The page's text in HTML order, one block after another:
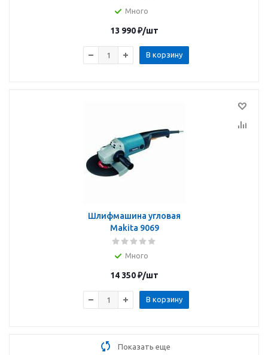
Много
13 990₽/шт
В корзину
Шлифмашина угловая
Makita 9069
Много
14 350₽/шт
В корзину
Показать еще